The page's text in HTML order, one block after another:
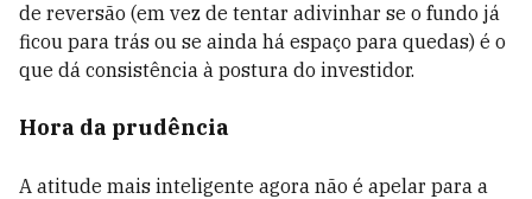
de reversão (em vez de tentar adivinhar se o fundo já
ficou para trás ou se ainda há espaço para quedas) é o
que dá consistência à postura do investidor.
Hora da prudência
A atitude mais inteligente agora não é apelar para a